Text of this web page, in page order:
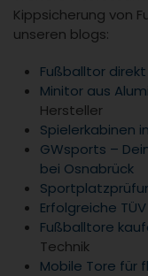
Kippsicherung von
unseren blogs:
Fußballtor
Minitor aus
Hersteller
Spielerkabinen
GWsports –
bei Osnabrück
Erfolgreiche
Fußballtore
Technik
Mobile Tore für